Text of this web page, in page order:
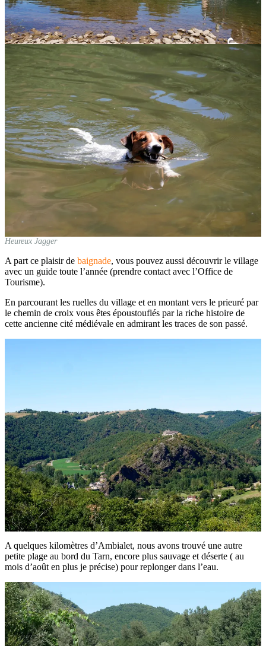
Heureux Jagger
A part ce plaisir de baignade, vous pouvez aussi découvrir le village
avec un guide toute l’année (prendre contact avec l’Office de
Tourisme).
En parcourant les ruelles du village et en montant vers le prieuré par
le chemin de croix vous êtes époustouflés par la riche histoire de
cette ancienne cité médiévale en admirant les traces de son passé.
A quelques kilomètres d’Ambialet, nous avons trouvé une autre
petite plage au bord du Tarn, encore plus sauvage et déserte ( au
mois d’août en plus je précise) pour replonger dans l’eau.